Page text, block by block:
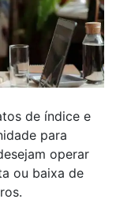
de índice e
para
operar
ou baixa de